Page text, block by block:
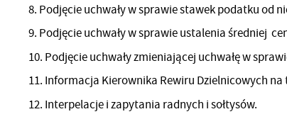
8. Podjęcie uchwały w sprawie stawek podatku od
9. Podjęcie uchwały w sprawie ustalenia średniej
10. Podjęcie uchwały zmieniającej uchwałę w
11. Informacja Kierownika Rewiru Dzielnicowych
12. Interpelacje i zapytania radnych i sołtysów.